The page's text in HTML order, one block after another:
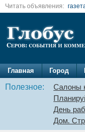
Читать объявления:
Главная Город
Полезное: Салоны
День
Дом.